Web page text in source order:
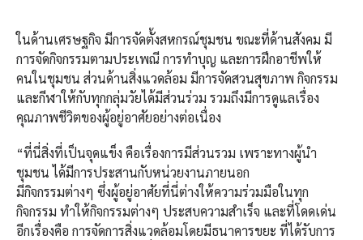
ในด้านเศรษฐกิจ มีการจัดตั้งสหกรณ์ชุมชน ขณะที่ด้านสังคม มี
การจัดกิจกรรมตามประเพณี การทำบุญ และการฝึกอาชีพให้
คนในชุมชน ส่วนด้านสิ่งแวดล้อม มีการจัดสวนสุขภาพ กิจกรรม
และกีฬาให้กับทุกกลุ่มวัยได้มีส่วนร่วม รวมถึงมีการดูแลเรื่อง
คุณภาพชีวิตของผู้อยู่อาศัยอย่างต่อเนื่อง
“ที่นี่สิ่งที่เป็นจุดแข็ง คือเรื่องการมีส่วนรวม เพราะทางผู้นำ
ชุมชน ได้มีการประสานกับหน่วยงานภายนอก
มีกิจกรรมต่างๆ ซึ่งผู้อยู่อาศัยที่นี่ต่างให้ความร่วมมือในทุก
กิจกรรม ทำให้กิจกรรมต่างๆ ประสบความสำเร็จ และที่โดดเด่น
อีกเรื่องคือ การจัดการสิ่งแวดล้อมโดยมีธนาคารขยะ ที่ได้รับการ